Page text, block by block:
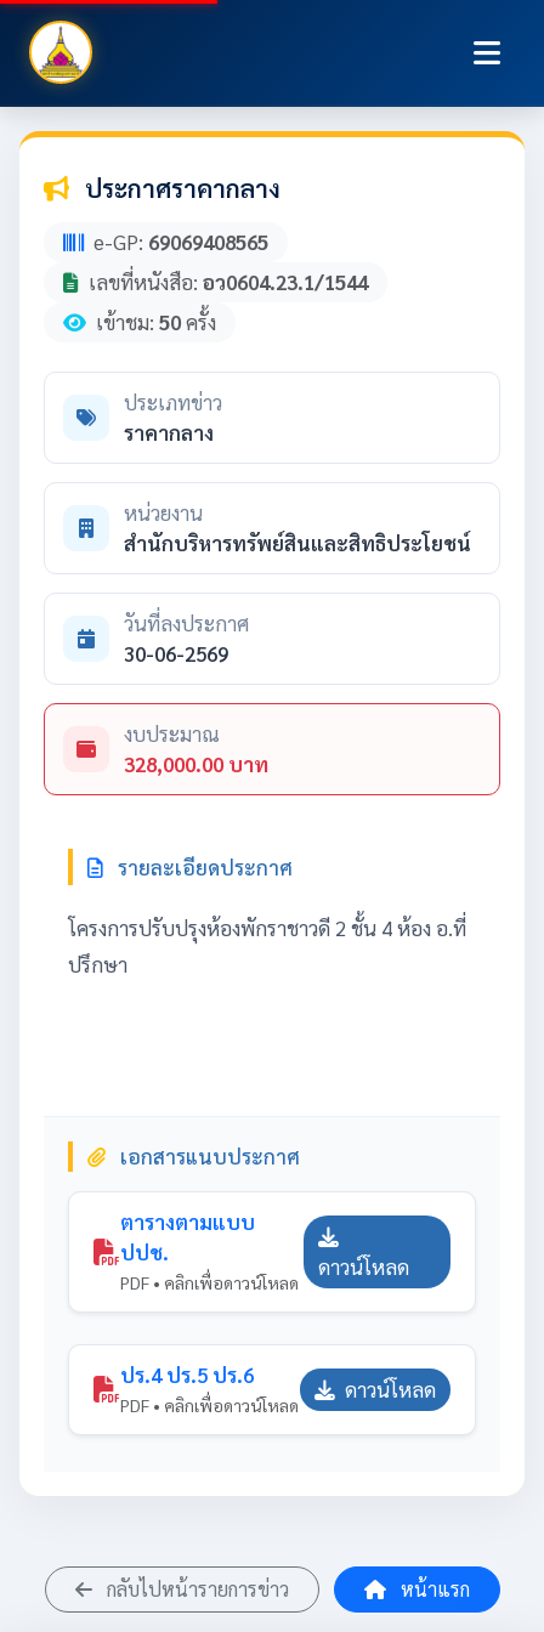
ประกาศราคากลาง
e-GP: 69069408565
เลขที่หนังสือ: อว0604.23.1/1544
เข้าชม: 50ครั้ง
ประเภทข่าว
ราคากลาง
หน่วยงาน
สำนักบริหารทรัพย์สินและสิทธิประโยชน์
วันที่ลงประกาศ
30-06-2569
งบประมาณ
328,000.00 บาท
รายละเอียดประกาศ
โครงการปรับปรุงห้องพักราชาวดี 2 ชั้น 4 ห้อง อ.ที่
ปรึกษา
เอกสารแนบประกาศ
ตารางตามแบบ
ปปช.
PDF • คลิกเพื่อดาวน์โหลด
ดาวน์โหลด
ปร.4 ปร.5 ปร.6
PDF • คลิกเพื่อดาวน์โหลด
ดาวน์โหลด
กลับไปหน้ารายการข่าว หน้าแรก